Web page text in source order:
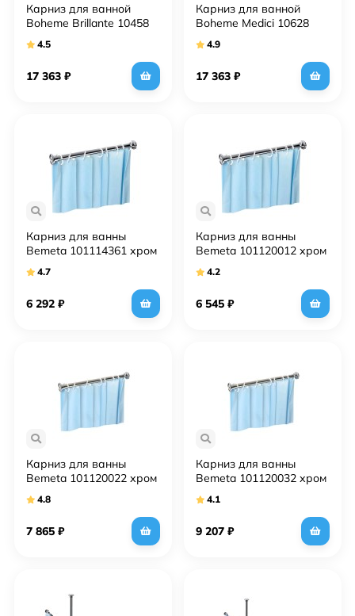
Карниз для ванной
Boheme Brillante 10458
4.5
17 363 ₽
Карниз для ванной
Boheme Medici 10628
4.9
17 363 ₽
Карниз для ванны
Bemeta 101114361 хром
4.7
6 292 ₽
Карниз для ванны
Bemeta 101120012 хром
4.2
6 545 ₽
Карниз для ванны
Bemeta 101120022 хром
4.8
7 865 ₽
Карниз для ванны
Bemeta 101120032 хром
4.1
9 207 ₽